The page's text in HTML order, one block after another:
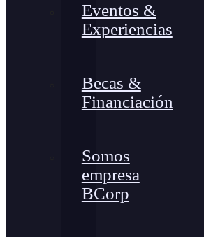
Eventos &
Experiencias
Becas &
Financiación
Somos
empresa
BCorp